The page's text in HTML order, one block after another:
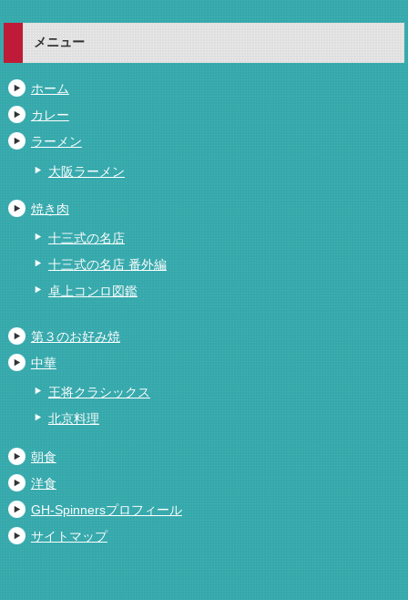
メニュー
ホーム
カレー
ラーメン
大阪ラーメン
焼き肉
十三式の名店
十三式の名店 番外編
卓上コンロ図鑑
第３のお好み焼
中華
王将クラシックス
北京料理
朝食
洋食
GH-Spinnersプロフィール
サイトマップ